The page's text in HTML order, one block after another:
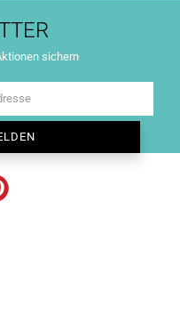
sichern